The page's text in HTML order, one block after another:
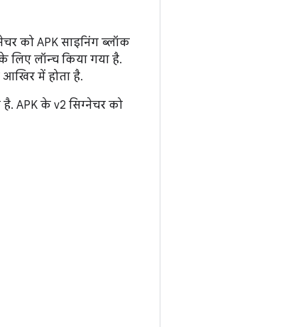
को APK साइनिंग ब्लॉक
लॉन्च किया गया है.
आखिर में होता है.
APK के v2 सिग्नेचर को